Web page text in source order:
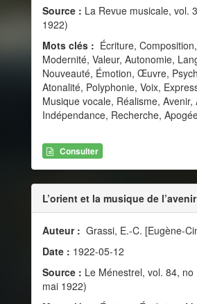
Source : La Revue musicale, vol.
1922)
Mots clés : Écriture,
Modernité, Valeur, Autonomie,
Nouveauté, Émotion, Œuvre,
Atonalité, Polyphonie, Voix,
Musique vocale, Réalisme, Avenir,
Indépendance, Recherche,
Consulter
L’orient et la musique de
Auteur : Grassi, E.-C. [Eugène-
Date : 1922-05-12
Source : Le Ménestrel, vol. 84,
mai 1922)